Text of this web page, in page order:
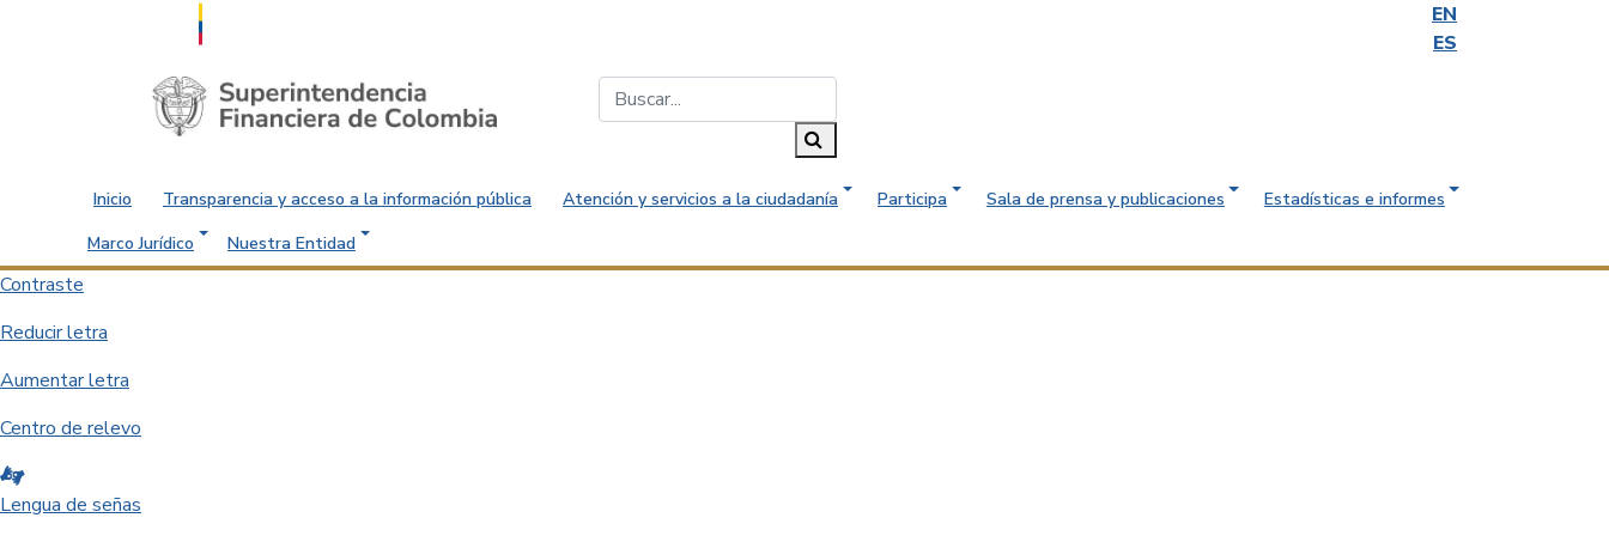
EN
ES
Saltar al contenido principal
Inicio Transparencia y acceso a la información pública Atención y servicios a la ciudadanía Participa Sala de prensa y publicaciones
Estadísticas e informes
Marco Jurídico
Nuestra Entidad
Contraste
Reducir letra
Aumentar letra
Centro de relevo
Lengua de señas